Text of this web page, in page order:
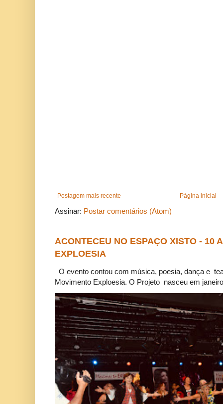
Postagem mais recente Página inicial
Assinar: Postar comentários (Atom)
ACONTECEU NO ESPAÇO XISTO - 10
EXPLOESIA
O evento contou com música, poesia, dança e
Movimento Exploesia. O Projeto nasceu em